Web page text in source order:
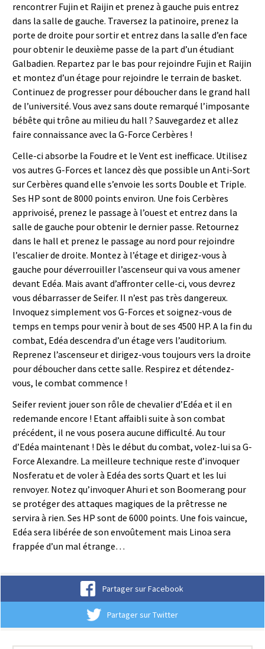
rencontrer Fujin et Raijin et prenez à gauche puis entrez
dans la salle de gauche. Traversez la patinoire, prenez la
porte de droite pour sortir et entrez dans la salle d’en face
pour obtenir le deuxième passe de la part d’un étudiant
Galbadien. Repartez par le bas pour rejoindre Fujin et Raijin
et montez d’un étage pour rejoindre le terrain de basket.
Continuez de progresser pour déboucher dans le grand hall
de l’université. Vous avez sans doute remarqué l’imposante
bébête qui trône au milieu du hall ? Sauvegardez et allez
faire connaissance avec la G-Force Cerbères !
Celle-ci absorbe la Foudre et le Vent est inefficace. Utilisez
vos autres G-Forces et lancez dès que possible un Anti-Sort
sur Cerbères quand elle s’envoie les sorts Double et Triple.
Ses HP sont de 8000 points environ. Une fois Cerbères
apprivoisé, prenez le passage à l’ouest et entrez dans la
salle de gauche pour obtenir le dernier passe. Retournez
dans le hall et prenez le passage au nord pour rejoindre
l’escalier de droite. Montez à l’étage et dirigez-vous à
gauche pour déverrouiller l’ascenseur qui va vous amener
devant Edéa. Mais avant d’affronter celle-ci, vous devrez
vous débarrasser de Seifer. Il n’est pas très dangereux.
Invoquez simplement vos G-Forces et soignez-vous de
temps en temps pour venir à bout de ses 4500 HP. A la fin du
combat, Edéa descendra d’un étage vers l’auditorium.
Reprenez l’ascenseur et dirigez-vous toujours vers la droite
pour déboucher dans cette salle. Respirez et détendez-
vous, le combat commence !
Seifer revient jouer son rôle de chevalier d’Edéa et il en
redemande encore ! Etant affaibli suite à son combat
précédent, il ne vous posera aucune difficulté. Au tour
d’Edéa maintenant ! Dès le début du combat, volez-lui sa G-
Force Alexandre. La meilleure technique reste d’invoquer
Nosferatu et de voler à Edéa des sorts Quart et les lui
renvoyer. Notez qu’invoquer Ahuri et son Boomerang pour
se protéger des attaques magiques de la prêtresse ne
servira à rien. Ses HP sont de 6000 points. Une fois vaincue,
Edéa sera libérée de son envoûtement mais Linoa sera
frappée d’un mal étrange…
Partager sur Facebook
Partager sur Twitter